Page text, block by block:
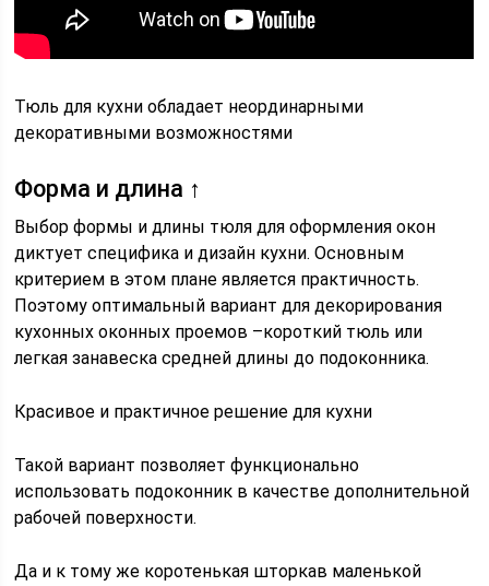
Тюль для кухни обладает неординарными
декоративными возможностями
Форма и длина ↑
Выбор формы и длины тюля для оформления окон
диктует специфика и дизайн кухни. Основным
критерием в этом плане является практичность.
Поэтому оптимальный вариант для декорирования
кухонных оконных проемов –короткий тюль или
легкая занавеска средней длины до подоконника.
Красивое и практичное решение для кухни
Такой вариант позволяет функционально
использовать подоконник в качестве дополнительной
рабочей поверхности.
Да и к тому же коротенькая шторкав маленькой